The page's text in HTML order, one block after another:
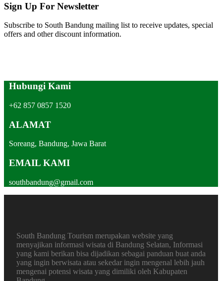
Sign Up For Newsletter
Subscribe to South Bandung mailing list to receive updates, special
offers and other discount information.
Hubungi Kami
+62 857 0857 1520
ALAMAT
Soreang, Bandung, Jawa Barat
EMAIL KAMI
southbandung@gmail.com
South Bandung Tourism merupakan website yang
menyajikan informasi wisata di Bandung Selatan, Informasi
yang kami berikan bisa dijadikan sebagai panduan buat anda
yang ingin berwisata atau sekedar ingin mengenal lebih jauh
mengenai potensi wisata yang dimiliki oleh Kabupaten